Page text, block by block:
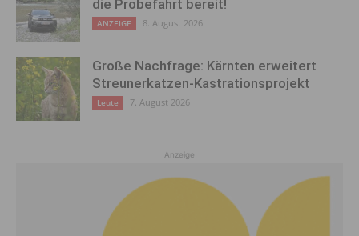
die Probefahrt bereit!
ANZEIGE 8. August 2026
Große Nachfrage: Kärnten erweitert
Streunerkatzen-Kastrationsprojekt
Leute 7. August 2026
Anzeige